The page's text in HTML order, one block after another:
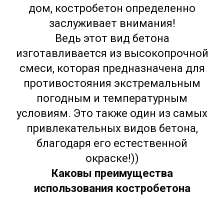
дом, костробетон определенно
заслуживает внимания!
Ведь этот вид бетона
изготавливается из высокопрочной
смеси, которая предназначена для
противостояния экстремальным
погодным и температурным
условиям. Это также один из самых
привлекательных видов бетона,
благодаря его естественной
окраске!))
Каковы преимущества
использования костробетона